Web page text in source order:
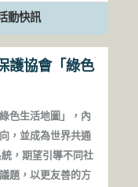
動快訊
護協會「綠色
色生活地圖」，內
，並成為世界共通
，期望引導不同社
題，以更友善的方